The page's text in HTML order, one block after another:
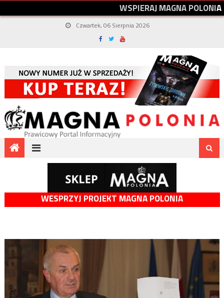
WSPIERAJMAGNAPOLONIA
Czwartek, 06 Sierpnia 2026
WESPRZYJ PROJEKT MAGNA POLONIA